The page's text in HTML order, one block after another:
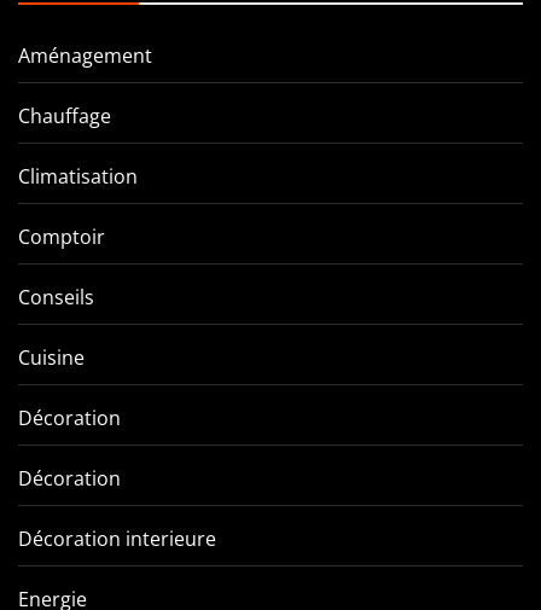
Aménagement
Chauffage
Climatisation
Comptoir
Conseils
Cuisine
Décoration
Décoration
Décoration interieure
Energie